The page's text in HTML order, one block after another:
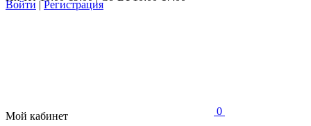
Войти |Регистрация
0
Мой кабинет